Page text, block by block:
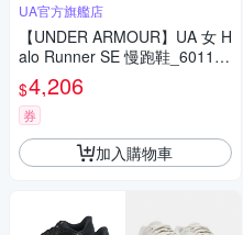
UA官方旗艦店
【UNDER ARMOUR】UA 女 H
alo Runner SE 慢跑鞋_601135
5-023
$4,206
券
加入購物車